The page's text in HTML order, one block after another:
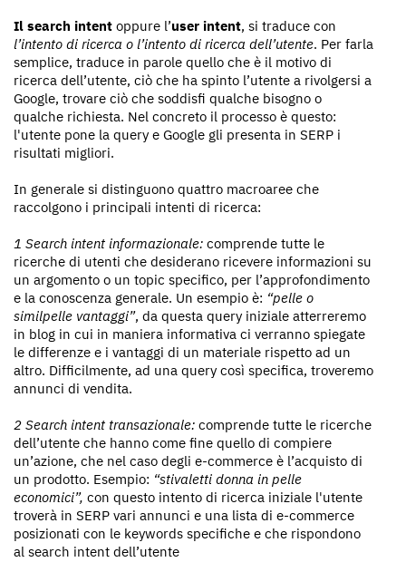
Il search intent oppure l’user intent, si traduce con
l’intento di ricerca o l’intento di ricerca dell’utente. Per farla
semplice, traduce in parole quello che è il motivo di
ricerca dell’utente, ciò che ha spinto l’utente a rivolgersi a
Google, trovare ciò che soddisfi qualche bisogno o
qualche richiesta. Nel concreto il processo è questo:
l'utente pone la query e Google gli presenta in SERP i
risultati migliori.
In generale si distinguono quattro macroaree che
raccolgono i principali intenti di ricerca:
1 Search intent informazionale: comprende tutte le
ricerche di utenti che desiderano ricevere informazioni su
un argomento o un topic specifico, per l’approfondimento
e la conoscenza generale. Un esempio è: “pelle o
similpelle vantaggi”, da questa query iniziale atterreremo
in blog in cui in maniera informativa ci verranno spiegate
le differenze e i vantaggi di un materiale rispetto ad un
altro. Difficilmente, ad una query così specifica, troveremo
annunci di vendita.
2 Search intent transazionale: comprende tutte le ricerche
dell’utente che hanno come fine quello di compiere
un’azione, che nel caso degli e-commerce è l’acquisto di
un prodotto. Esempio: “stivaletti donna in pelle
economici”, con questo intento di ricerca iniziale l'utente
troverà in SERP vari annunci e una lista di e-commerce
posizionati con le keywords specifiche e che rispondono
al search intent dell’utente